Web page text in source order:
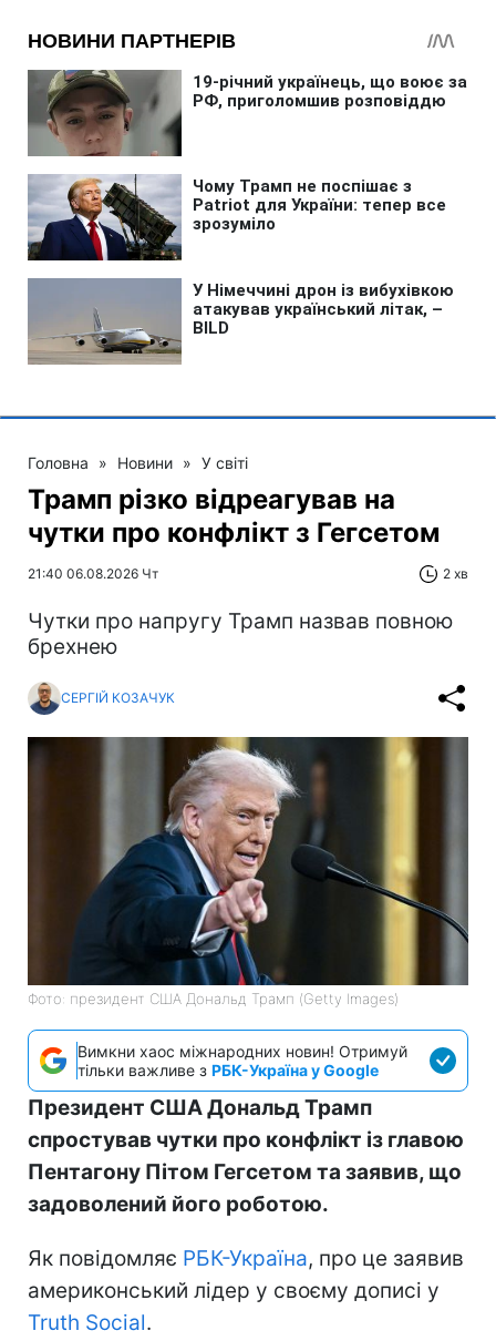
Головна » Новини » У світі
Трамп різко відреагував на
чутки про конфлікт з Гегсетом
21:40 06.08.2026 Чт 2 хв
Чутки про напругу Трамп назвав повною
брехнею
СЕРГІЙ КОЗАЧУК
Фото: президент США Дональд Трамп (Getty Images)
Вимкни хаос міжнародних новин! Отримуй
тільки важливе з РБК-Україна у Google
Президент США Дональд Трамп
спростував чутки про конфлікт із главою
Пентагону Пітом Гегсетом та заявив, що
задоволений його роботою.
Як повідомляє РБК-Україна, про це заявив
америконський лідер у своєму дописі у
Truth Social.